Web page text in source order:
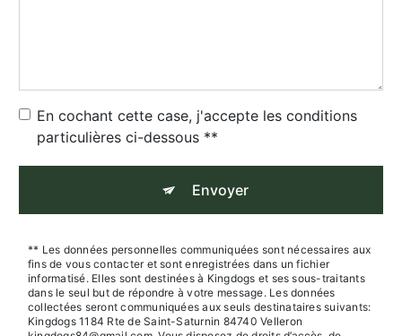
En cochant cette case, j'accepte les conditions
particulières ci-dessous **
Envoyer
** Les données personnelles communiquées sont nécessaires aux
fins de vous contacter et sont enregistrées dans un fichier
informatisé. Elles sont destinées à Kingdogs et ses sous-traitants
dans le seul but de répondre à votre message. Les données
collectées seront communiquées aux seuls destinataires suivants:
Kingdogs 1184 Rte de Saint-Saturnin 84740 Velleron